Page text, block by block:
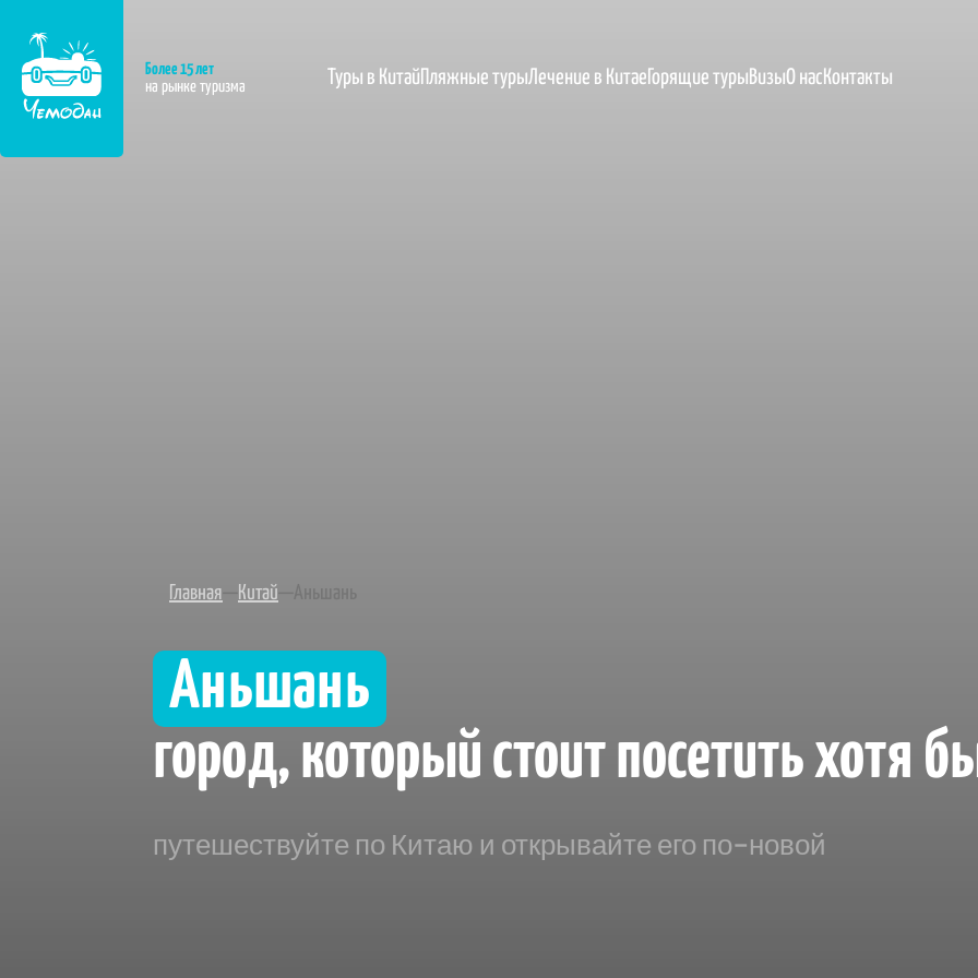
Более 15 лет
на рынке туризма
Туры в Китай Пляжные турыЛечение в Китае Горящие турыВизыО насКонтакты
Главная Китай
Аньшань
город, который стоит посетить хотя
путешествуйте по Китаю и открывайте его по-новой